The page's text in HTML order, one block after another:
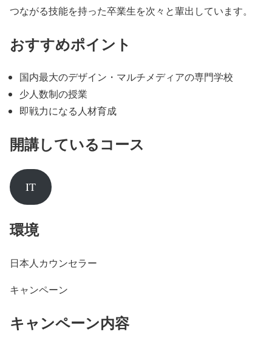
つながる技能を持った卒業生を次々と輩出しています。
おすすめポイント
国内最大のデザイン・マルチメディアの専門学校
少人数制の授業
即戦力になる人材育成
開講しているコース
IT
環境
日本人カウンセラー
キャンペーン
キャンペーン内容